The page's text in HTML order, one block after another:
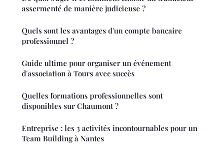
assermenté de manière judicieuse ?
Quels sont les avantages d'un compte bancaire
professionnel ?
Guide ultime pour organiser un événement
d'association à Tours avec succès
Quelles formations professionnelles sont
disponibles sur Chaumont ?
Entreprise : les 3 activités incontournables pour un
Team Building à Nantes